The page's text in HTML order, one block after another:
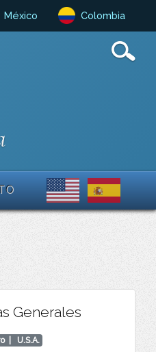
México Colombia
Generales
| U.S.A.